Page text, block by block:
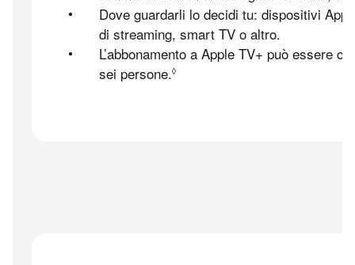
•
Dove guardarli lo decidi tu: dispositivi
di streaming, smart TV o altro.
•
L’abbonamento a Apple TV+ può essere
sei persone.◊